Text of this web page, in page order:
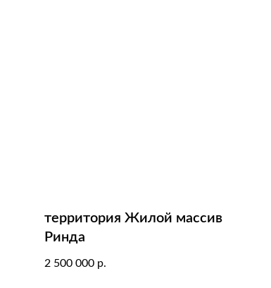
территория Жилой массив
Ринда
2 500 000 р.